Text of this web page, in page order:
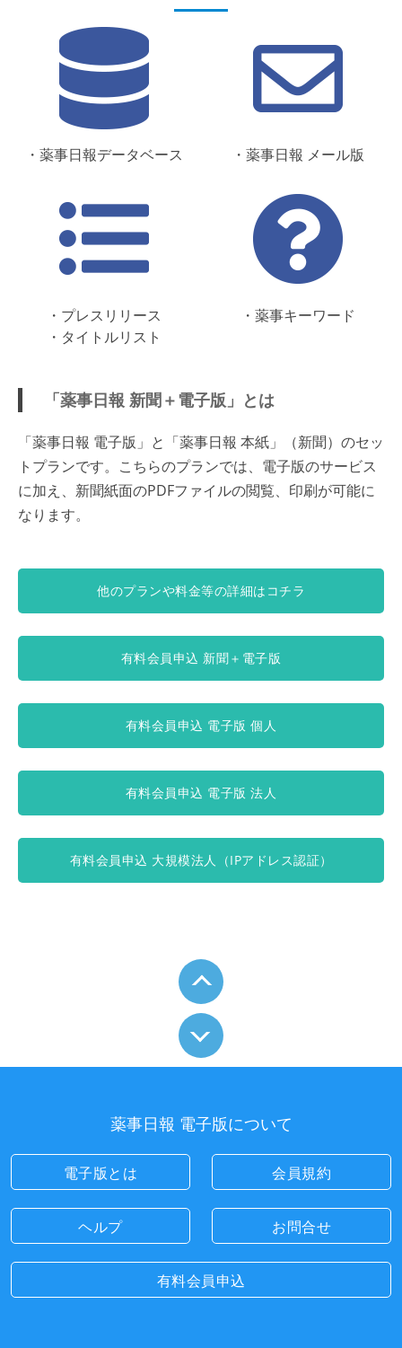
・薬事日報データベース ・薬事日報 メール版
・プレスリリース
・タイトルリスト
・薬事キーワード
「薬事日報 新聞＋電子版」とは
「薬事日報 電子版」と「薬事日報 本紙」（新聞）のセッ
トプランです。こちらのプランでは、電子版のサービス
に加え、新聞紙面のPDFファイルの閲覧、印刷が可能に
なります。
他のプランや料金等の詳細はコチラ
有料会員申込 新聞＋電子版
有料会員申込 電子版 個人
有料会員申込 電子版 法人
有料会員申込 大規模法人（IPアドレス認証）
薬事日報 電子版について
電子版とは 会員規約
ヘルプ お問合せ
有料会員申込